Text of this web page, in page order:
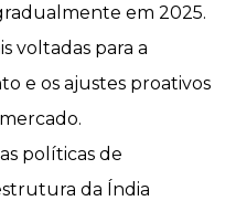
em 2025.
voltadas para a
e os ajustes proativos
políticas de
da Índia